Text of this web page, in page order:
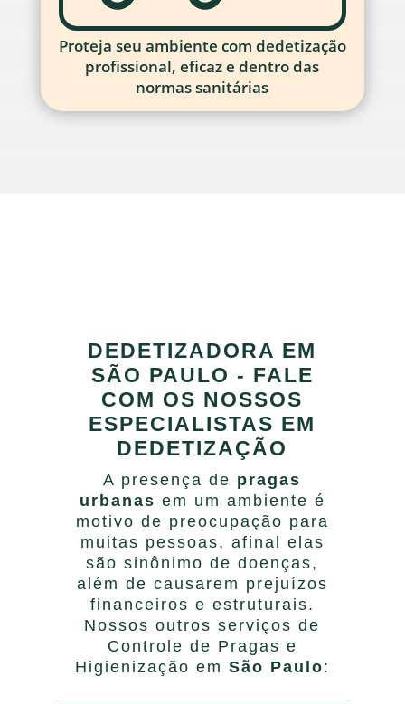
Proteja seu ambiente com dedetização
profissional, eficaz e dentro das
normas sanitárias
DEDETIZADORA EM
SÃO PAULO - FALE
COM OS NOSSOS
ESPECIALISTAS EM
DEDETIZAÇÃO
A presença de pragas
urbanas em um ambiente é
motivo de preocupação para
muitas pessoas, afinal elas
são sinônimo de doenças,
além de causarem prejuízos
financeiros e estruturais.
Nossos outros serviços de
Controle de Pragas e
Higienização em São Paulo: